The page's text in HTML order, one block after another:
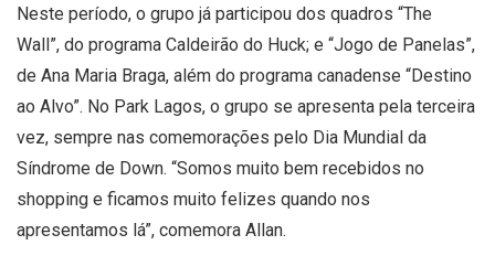
Neste período, o grupo já participou dos quadros “The
Wall”, do programa Caldeirão do Huck; e “Jogo de Panelas”,
de Ana Maria Braga, além do programa canadense “Destino
ao Alvo”. No Park Lagos, o grupo se apresenta pela terceira
vez, sempre nas comemorações pelo Dia Mundial da
Síndrome de Down. “Somos muito bem recebidos no
shopping e ficamos muito felizes quando nos
apresentamos lá”, comemora Allan.